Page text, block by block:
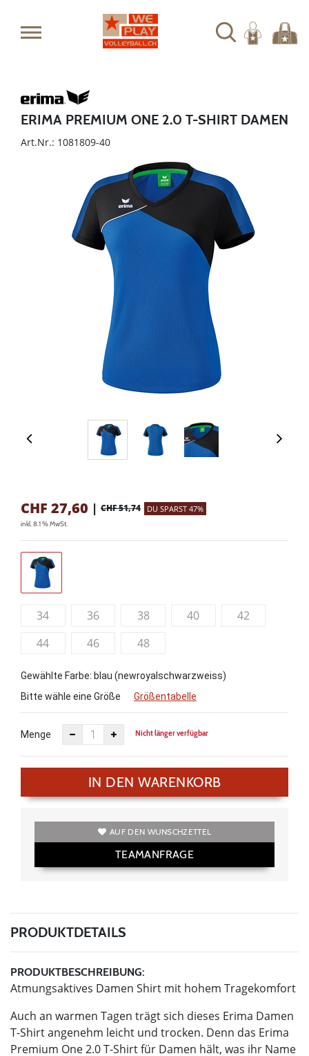
ERIMA PREMIUM ONE 2.0 T-SHIRT DAMEN
Art.Nr.: 1081809-40
CHF 27,60 | CHF 51,74 DU SPARST 47%
inkl. 8.1 % MwSt.
34 36 38 40
42
44
46 48
Gewählte Farbe: blau (newroyalschwarzweiss)
Bitte wähle eine Größe
Größentabelle
Menge Nicht länger verfügbar
IN DEN WARENKORB
AUF DEN WUNSCHZETTEL
TEAMANFRAGE
PRODUKTDETAILS
PRODUKTBESCHREIBUNG:
Atmungsaktives Damen Shirt mit hohem Tragekomfort
Auch an warmen Tagen trägt sich dieses Erima Damen
T-Shirt angenehm leicht und trocken. Denn das Erima
Premium One 2.0 T-Shirt für Damen hält, was ihr Name